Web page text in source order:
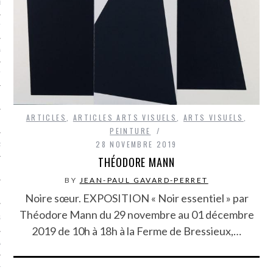
BONHEUR
GUERRE
ARTICLES ARTICLES ARTS VISUELS ARTS VISUELS
PEINTURE
28 NOVEMBRE 2019
THÉODORE MANN
BY JEAN-PAUL GAVARD-PERRET
Noire sœur. EXPOSITION « Noir essentiel » par
Théodore Mann du 29 novembre au 01 décembre
2019 de 10h à 18h à la Ferme de Bressieux,…